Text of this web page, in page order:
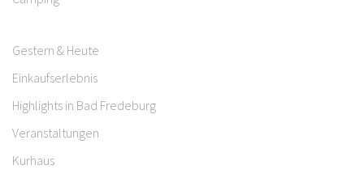
Gestern & Heute
Einkaufserlebnis
Highlights in Bad Fredeburg
Veranstaltungen
Kurhaus